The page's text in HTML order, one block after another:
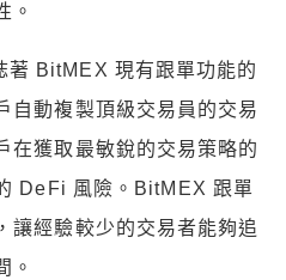
。
BitMEX 現有跟單功能的
自動複製頂級交易員的交易
在獲取最敏銳的交易策略的
DeFi 風險。BitMEX 跟單
讓經驗較少的交易者能夠追
。